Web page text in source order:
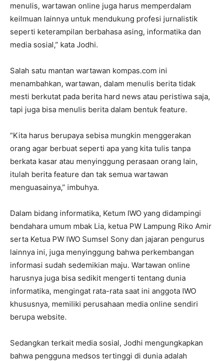
menulis, wartawan online juga harus memperdalam
keilmuan lainnya untuk mendukung profesi jurnalistik
seperti keterampilan berbahasa asing, informatika dan
media sosial,” kata Jodhi.
Salah satu mantan wartawan kompas.com ini
menambahkan, wartawan, dalam menulis berita tidak
mesti berkutat pada berita hard news atau peristiwa saja,
tapi juga bisa menulis berita dalam bentuk feature.
“Kita harus berupaya sebisa mungkin menggerakan
orang agar berbuat seperti apa yang kita tulis tanpa
berkata kasar atau menyinggung perasaan orang lain,
itulah berita feature dan tak semua wartawan
menguasainya,” imbuhya.
Dalam bidang informatika, Ketum IWO yang didampingi
bendahara umum mbak Lia, ketua PW Lampung Riko Amir
serta Ketua PW IWO Sumsel Sony dan jajaran pengurus
lainnya ini, juga menyinggung bahwa perkembangan
informasi sudah sedemikian maju. Wartawan online
harusnya juga bisa sedikit mengerti tentang dunia
informatika, mengingat rata-rata saat ini anggota IWO
khususnya, memiliki perusahaan media online sendiri
berupa website.
Sedangkan terkait media sosial, Jodhi mengungkapkan
bahwa pengguna medsos tertinggi di dunia adalah